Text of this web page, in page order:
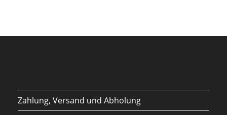
Zahlung, Versand und Abholung